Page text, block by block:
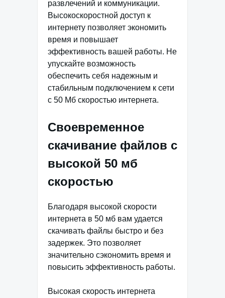
развлечений и коммуникации.
Высокоскоростной доступ к
интернету позволяет экономить
время и повышает
эффективность вашей работы. Не
упускайте возможность
обеспечить себя надежным и
стабильным подключением к сети
с 50 Мб скоростью интернета.
Своевременное
скачивание файлов с
высокой 50 мб
скоростью
Благодаря высокой скорости
интернета в 50 мб вам удается
скачивать файлы быстро и без
задержек. Это позволяет
значительно сэкономить время и
повысить эффективность работы.
Высокая скорость интернета